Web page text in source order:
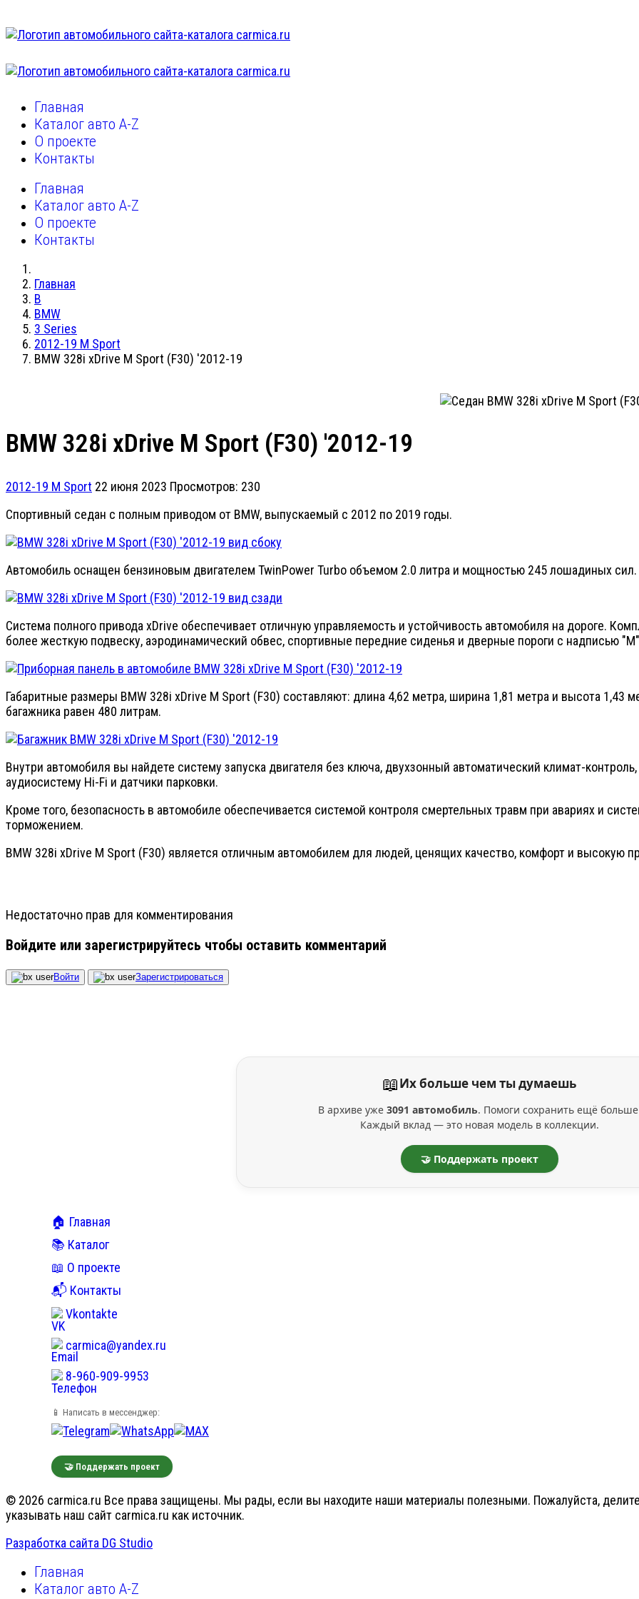
Главная
Каталог авто A-Z
О проекте
Контакты
Главная
Каталог авто A-Z
О проекте
Контакты
Главная
B
BMW
3 Series
2012-19 M Sport
BMW 328i xDrive M Sport (F30) '2012-19
BMW 328i xDrive M Sport (F30) '2012-19
2012-19 M Sport 22 июня 2023 Просмотров: 230
Спортивный седан с полным приводом от BMW, выпускаемый с 2012 по 2019 годы.
Автомобиль оснащен бензиновым двигателем TwinPower Turbo объемом 2.0 литра и мощностью 245 лошадиных
Система полного привода xDrive обеспечивает отличную управляемость и устойчивость автомобиля на дороге.
более жесткую подвеску, аэродинамический обвес, спортивные передние сиденья и дверные пороги с надписью
Габаритные размеры BMW 328i xDrive M Sport (F30) составляют: длина 4,62 метра, ширина 1,81 метра и высота 1,43
багажника равен 480 литрам.
Внутри автомобиля вы найдете систему запуска двигателя без ключа, двухзонный автоматический климат-
аудиосистему Hi-Fi и датчики парковки.
Кроме того, безопасность в автомобиле обеспечивается системой контроля смертельных травм при авариях и
торможением.
BMW 328i xDrive M Sport (F30) является отличным автомобилем для людей, ценящих качество, комфорт и высокую
Недостаточно прав для комментирования
Войдите или зарегистрируйтесь чтобы оставить комментарий
Войти Зарегистрироваться
📖Их больше чем ты думаешь
В архиве уже 3091 автомобиль. Помоги сохранить ещё
Каждый вклад — это новая модель в коллекции.
🤝 Поддержать проект
🏠 Главная
📚 Каталог
📖 О проекте
📬 Контакты
Vkontakte
carmica@yandex.ru
8-960-909-9953
📱 Написать в мессенджер:
🤝 Поддержать проект
© 2026 carmica.ru Все права защищены. Мы рады, если вы находите наши материалы полезными. Пожалуйста,
указывать наш сайт carmica.ru как источник.
Разработка сайта DG Studio
Главная
Каталог авто A-Z